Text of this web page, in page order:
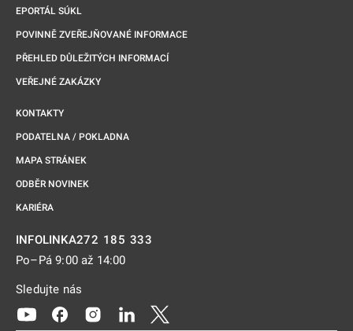
EPORTÁL SÚKL
POVINNĚ ZVEŘEJŇOVANÉ INFORMACE
PŘEHLED DŮLEŽITÝCH INFORMACÍ
VEŘEJNÉ ZAKÁZKY
KONTAKTY
PODATELNA / POKLADNA
MAPA STRÁNEK
ODBĚR NOVINEK
KARIÉRA
INFOLINKA272 185 333
Po–Pá 9:00 až 14:00
Sledujte nás
Odkaz se otevře na nové kartě
Odkaz se otevře na nové kartě
Odkaz se otevře na nové kartě
Odkaz se otevře na nové kartě